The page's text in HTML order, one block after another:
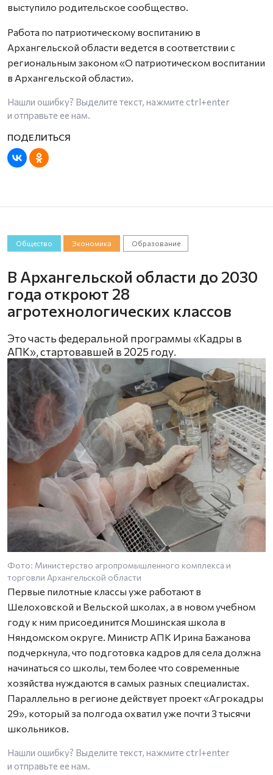
выступило родительское сообщество.
Работа по патриотическому воспитанию в
Архангельской области ведется в соответствии с
региональным законом «О патриотическом воспитании
в Архангельской области».
Нашли ошибку? Выделите текст, нажмите ctrl+enter
и отправьте ее нам.
Общество Экономика Образование
В Архангельской области до 2030
года откроют 28
агротехнологических классов
Это часть федеральной программы «Кадры в
АПК», стартовавшей в 2025 году.
Фото: Министерство агропромышленного комплекса и
торговли Архангельской области
Первые пилотные классы уже работают в
Шелоховской и Вельской школах, а в новом учебном
году к ним присоединится Мошинская школа в
Няндомском округе. Министр АПК Ирина Бажанова
подчеркнула, что подготовка кадров для села должна
начинаться со школы, тем более что современные
хозяйства нуждаются в самых разных специалистах.
Параллельно в регионе действует проект «Агрокадры
29», который за полгода охватил уже почти 3 тысячи
школьников.
Нашли ошибку? Выделите текст, нажмите ctrl+enter
и отправьте ее нам.